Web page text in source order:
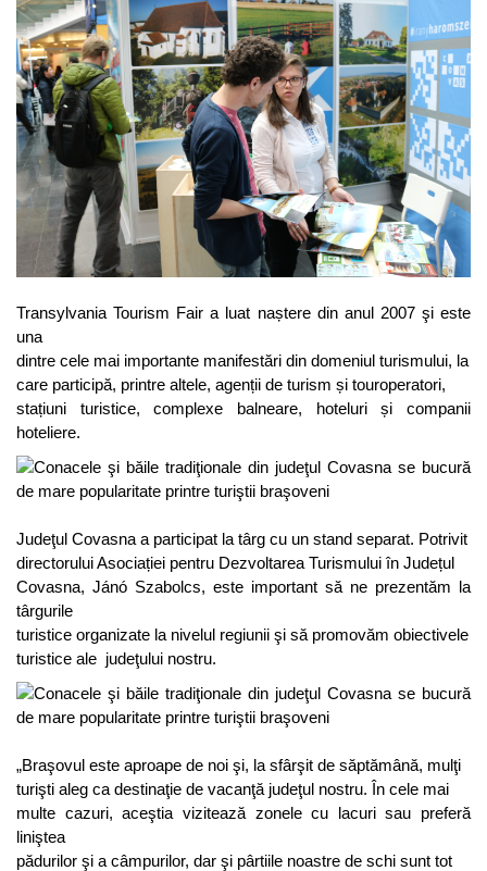
Transylvania Tourism Fair a luat naștere din anul 2007 şi este
una
dintre cele mai importante manifestări din domeniul turismului, la
care participă, printre altele, agenții de turism și touroperatori,
stațiuni turistice, complexe balneare, hoteluri și companii
hoteliere.
Judeţul Covasna a participat la târg cu un stand separat. Potrivit
directorului Asociației pentru Dezvoltarea Turismului în Județul
Covasna, Jánó Szabolcs, este important să ne prezentăm la
târgurile
turistice organizate la nivelul regiunii şi să promovăm obiectivele
turistice ale judeţului nostru.
„Braşovul este aproape de noi şi, la sfârşit de săptămână, mulţi
turişti aleg ca destinaţie de vacanţă judeţul nostru. În cele mai
multe cazuri, aceştia vizitează zonele cu lacuri sau preferă
liniştea
pădurilor şi a câmpurilor, dar şi pârtiile noastre de schi sunt tot